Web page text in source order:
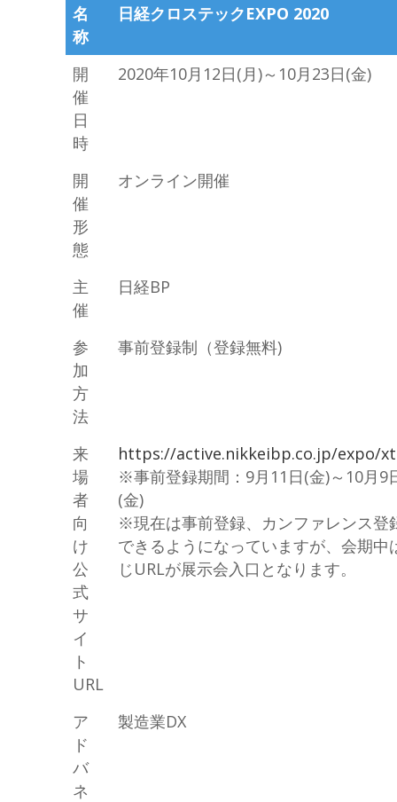
名
称
日経クロステックEXPO 2020
開
催
日
時
2020年10月12日(月)～10月23日(金)
開
催
形
態
オンライン開催
主
催
日経BP
参
加
方
法
事前登録制（登録無料)
来
場
者
向
け
公
式
サ
イ
ト
URL
https://active.nikkeibp.co.jp/expo/
※事前登録期間：9月11日(金)～10月9
(金)
※現在は事前登録、カンファレンス登
できるようになっていますが、会期中
じURLが展示会入口となります。
ア
ド
バ
ネ
製造業DX